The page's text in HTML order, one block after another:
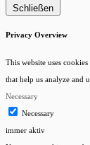
Schließen
Privacy Overview
This website uses
that help us analyze and
Necessary
Necessary
immer aktiv